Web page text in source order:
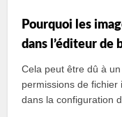
Pourquoi les
dans l’éditeur de
Cela peut être dû à
permissions de
dans la configuration